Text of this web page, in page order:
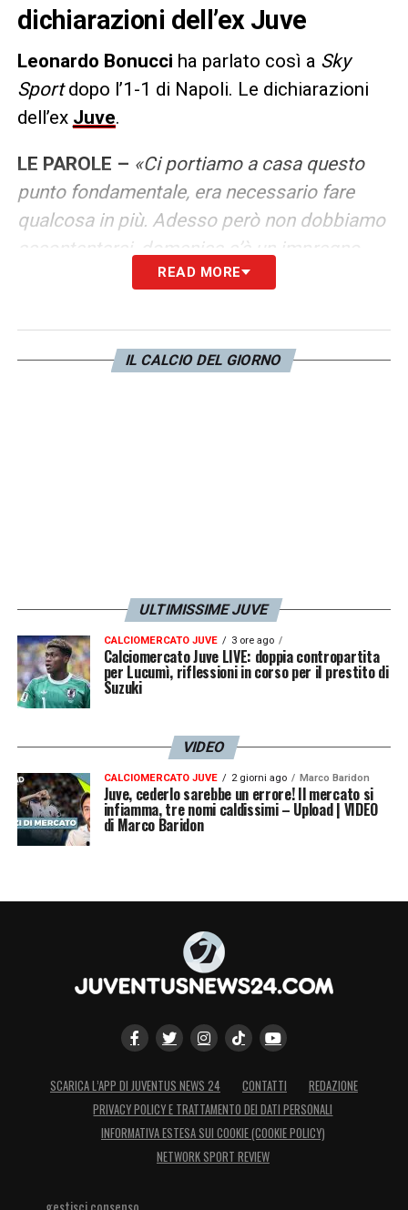
dichiarazioni dell’ex Juve
Leonardo Bonucci ha parlato così a Sky
Sportdopo l’1-1 di Napoli. Le dichiarazioni
dell’ex Juve.
LE PAROLE – «Ci portiamo a casa questo
punto fondamentale, era necessario fare
qualcosa in più. Adesso però non dobbiamo
accontentarci, domenica c’è un impregno
complicato contro il Leverkusen. Sarà molto
riguarda il piano difensivo. Per noi questo
pareggio deve essere un mattoncino
READ MORE
IL CALCIO DEL GIORNO
ULTIMISSIME JUVE
CALCIOMERCATO JUVE 3 ore ago
Calciomercato Juve LIVE: doppia contropartita
per Lucumì, riflessioni in corso per il prestito di
Suzuki
VIDEO
CALCIOMERCATO JUVE 2 giorni ago Marco Baridon
Juve, cederlo sarebbe un errore! Il mercato si
infiamma, tre nomi caldissimi – Upload | VIDEO
di Marco Baridon
SCARICA L’APP DI JUVENTUS NEWS 24 CONTATTI
REDAZIONE
PRIVACY POLICY E TRATTAMENTO DEI DATI PERSONALI
INFORMATIVA ESTESA SUI COOKIE (COOKIE POLICY)
NETWORK SPORT REVIEW